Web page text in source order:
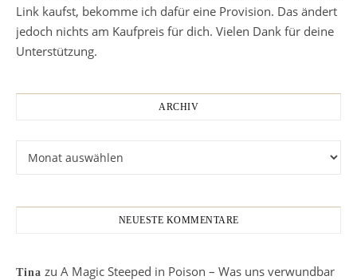
Link kaufst, bekomme ich dafür eine Provision. Das ändert
jedoch nichts am Kaufpreis für dich. Vielen Dank für deine
Unterstützung.
ARCHIV
NEUESTE KOMMENTARE
Tina zu A Magic Steeped in Poison – Was uns verwundbar